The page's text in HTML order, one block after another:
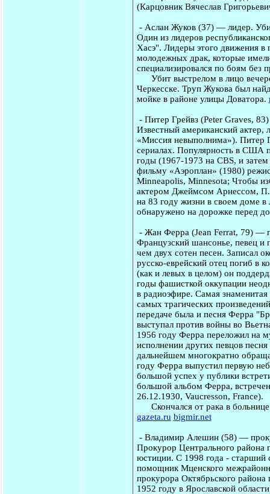
(Карцовник Вячеслав
- Аслан Жуков(37) — лидер.
Один из лидеров
Хасэ". Лидеры этого движения в
молодежных драк, которые
специализировался по боям без
Убит выстрелом в лицо
Черкесске. Труп Жукова был
мойке в районе улицы Доватора.
- Питер Грейвз(Peter Graves,
Известный американский актер,
«Миссия невыполнима»). Питер
сериалах. Популярность в США
годы (1967-1973 на CBS, и
фильму «Аэроплан» (1980)
Minneapolis, Minnesota; Чтобы
актером Джеймсом Арнессом,
на 83 году жизни в своем доме
обнаружено на дорожке перед
- Жан Ферра (Jean Ferrat, 79) —
Французский шансонье, певец и
чем двух сотен песен. Записал
русско-еврейский отец погиб в
(как и левых в целом) он
годы фашисткой оккупации
в радиоэфире. Самая
самых трагических
передаче была и песня Ферра
выступал против войны во
1956 году Ферра переложил на
исполнении других певцов
дальнейшем многократно
году Ферра выпустил первую
большой успех у публики
большой альбом Ферра,
26.12.1930, Vaucresson, France).
Скончался от рака в
gazeta.ru bigmir.net
- Владимир Алешин (58) —
Прокурор Центрального района
юстиции. С 1998 года - старший
помощник Мценского
прокурора Октябрьского
1952 году в Ярославской